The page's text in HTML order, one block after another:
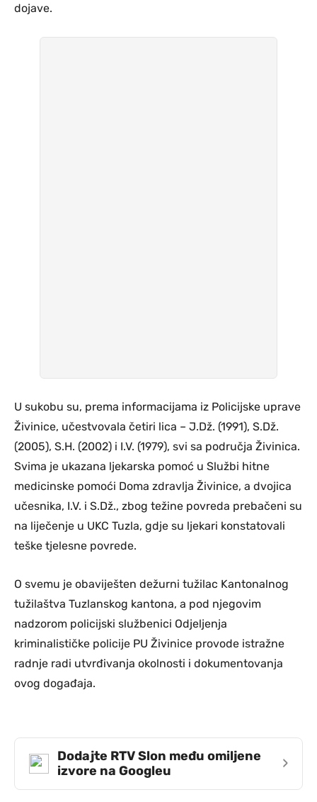
dojave.
U sukobu su, prema informacijama iz Policijske uprave
Živinice, učestvovala četiri lica – J.Dž. (1991), S.Dž.
(2005), S.H. (2002) i I.V. (1979), svi sa područja Živinica.
Svima je ukazana ljekarska pomoć u Službi hitne
medicinske pomoći Doma zdravlja Živinice, a dvojica
učesnika, I.V. i S.Dž., zbog težine povreda prebačeni su
na liječenje u UKC Tuzla, gdje su ljekari konstatovali
teške tjelesne povrede.
O svemu je obaviješten dežurni tužilac Kantonalnog
tužilaštva Tuzlanskog kantona, a pod njegovim
nadzorom policijski službenici Odjeljenja
kriminalističke policije PU Živinice provode istražne
radnje radi utvrđivanja okolnosti i dokumentovanja
ovog događaja.
Dodajte RTV Slon među omiljene
izvore na Googleu
›